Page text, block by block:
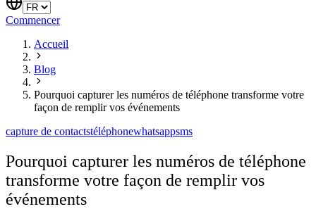
Commencer
Accueil
Blog
Pourquoi capturer les numéros de téléphone transforme votre
façon de remplir vos événements
capture de contactstéléphonewhatsappsms
Pourquoi capturer les numéros de téléphone
transforme votre façon de remplir vos
événements